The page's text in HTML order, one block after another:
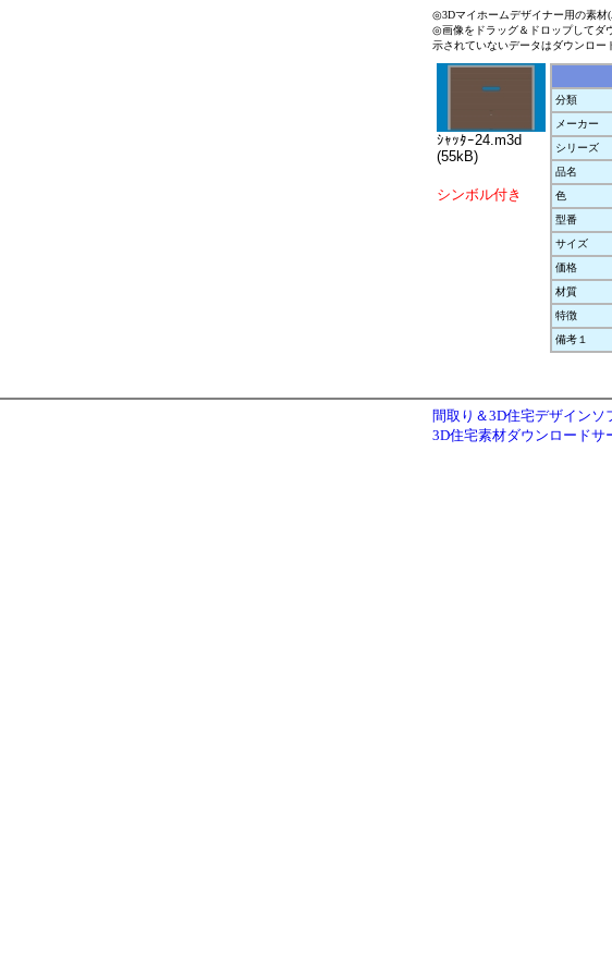
◎3Dマイホームデザイナー用の素材
◎画像をドラッグ＆ドロップしてダ
示されていないデータはダウンロー
ｼｬｯﾀｰ24.m3d
(55kB)
シンボル付き
分類
メーカー
シリーズ
品名
色
型番
サイズ
価格
材質
特徴
備考１
間取り＆3D住宅デザイン
3D住宅素材ダウンロード